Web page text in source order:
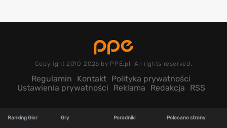
Copyright 2010-2026 by PPE.pl. All rights reserved.
Regulamin Kontakt Polityka prywatności
Ustawienia prywatności
Reklama Redakcja RSS
Ranking Gier Gry Poradniki Polecane strony